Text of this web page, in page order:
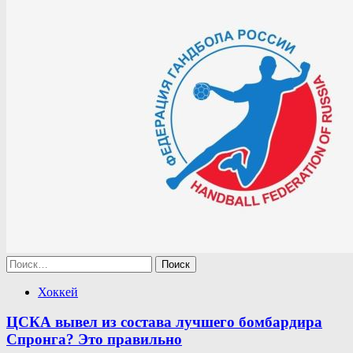
Найти:
Хоккей
ЦСКА вывел из состава лучшего бомбардира
Спронга? Это правильно